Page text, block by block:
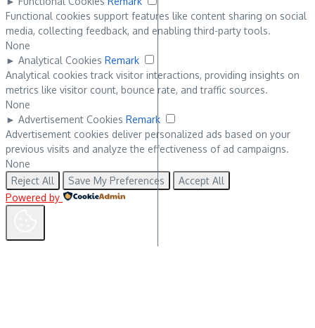
Functional cookies support features like content sharing on social
media, collecting feedback, and enabling third-party tools.
None
► Analytical Cookies Remark
Analytical cookies track visitor interactions, providing insights on
metrics like visitor count, bounce rate, and traffic sources.
None
► Advertisement Cookies Remark
Advertisement cookies deliver personalized ads based on your
previous visits and analyze the effectiveness of ad campaigns.
None
Reject All
Save My Preferences
Accept All
Powered by